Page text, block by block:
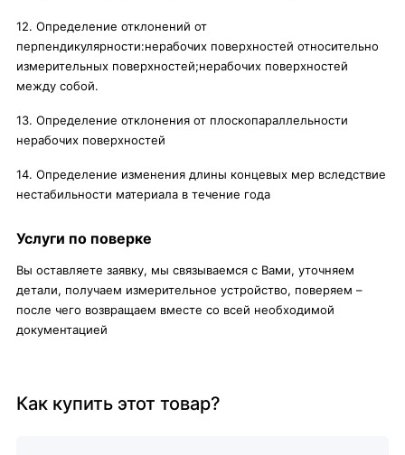
12. Определение отклонений от
перпендикулярности:нерабочих поверхностей относительно
измерительных поверхностей;нерабочих поверхностей
между собой.
13. Определение отклонения от плоскопараллельности
нерабочих поверхностей
14. Определение изменения длины концевых мер вследствие
нестабильности материала в течение года
Услуги по поверке
Вы оставляете заявку, мы связываемся с Вами, уточняем
детали, получаем измерительное устройство, поверяем –
после чего возвращаем вместе со всей необходимой
документацией
Как купить этот товар?